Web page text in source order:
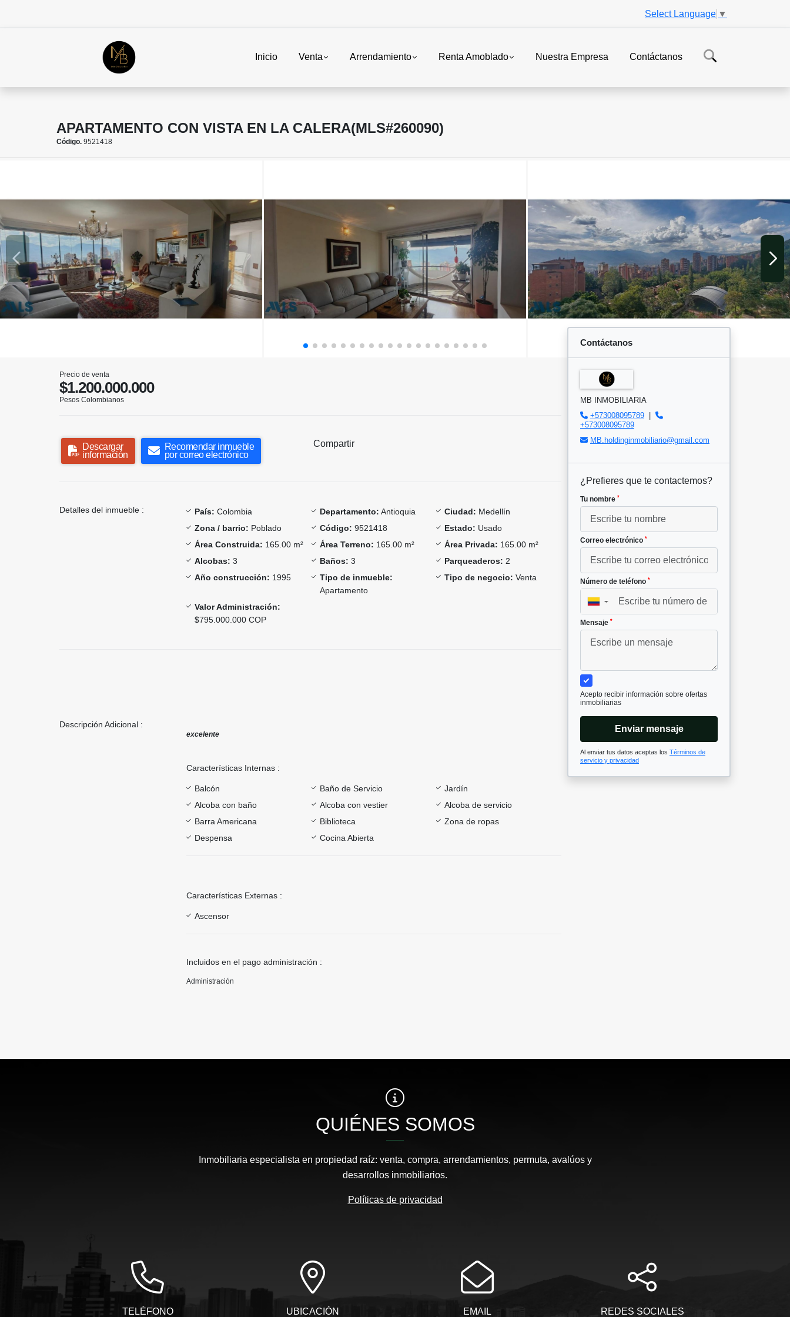
Select Language ▼
Inicio Venta Arrendamiento Renta Amoblado Nuestra Empresa Contáctanos
APARTAMENTO CON VISTA EN LA CALERA(MLS#260090)
Código. 9521418
Precio de venta
$1.200.000.000
Pesos Colombianos
Descargar
información
Recomendar inmueble
por correo electrónico
Compartir
Detalles del inmueble : País: Colombia Departamento: Antioquia Ciudad: Medellín
Zona / barrio: Poblado Código: 9521418 Estado: Usado
Área Construida: 165.00 m² Área Terreno: 165.00 m² Área Privada: 165.00 m²
Alcobas: 3 Baños: 3 Parqueaderos: 2
Año construcción: 1995
Tipo de inmueble:
Apartamento
Tipo de negocio: Venta
Valor Administración:
$795.000.000 COP
Descripción Adicional :
excelente
Características Internas :
Balcón Baño de Servicio
Jardín
Alcoba con baño
Alcoba con vestier
Alcoba de servicio
Barra Americana
Biblioteca
Zona de ropas
Despensa
Cocina Abierta
Características Externas :
Ascensor
Incluidos en el pago administración :
Administración
Contáctanos
MB INMOBILIARIA
+573008095789
+573008095789
MB.holdinginmobiliario@gmail.com
¿Prefieres que te contactemos?
Tu nombre *
Correo electrónico *
Número de teléfono *
▼
Mensaje *
Acepto recibir información sobre ofertas
inmobiliarias
Enviar mensaje
Al enviar tus datos aceptas los Términos de
servicio y privacidad
QUIÉNES SOMOS
Inmobiliaria especialista en propiedad raíz: venta, compra, arrendamientos, permuta, avalúos y
desarrollos inmobiliarios.
Políticas de privacidad
TELÉFONO UBICACIÓN EMAIL REDES SOCIALES